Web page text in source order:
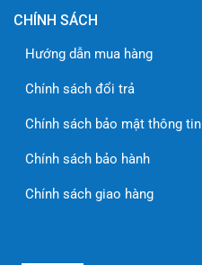
CHÍNH SÁCH
Hướng dẫn mua hàng
Chính sách đổi trả
Chính sách bảo mật thông tin
Chính sách bảo hành
Chính sách giao hàng